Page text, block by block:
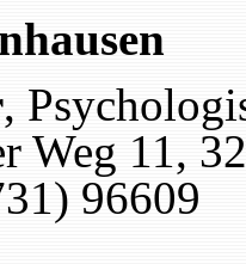
,
Weg 11,
96609